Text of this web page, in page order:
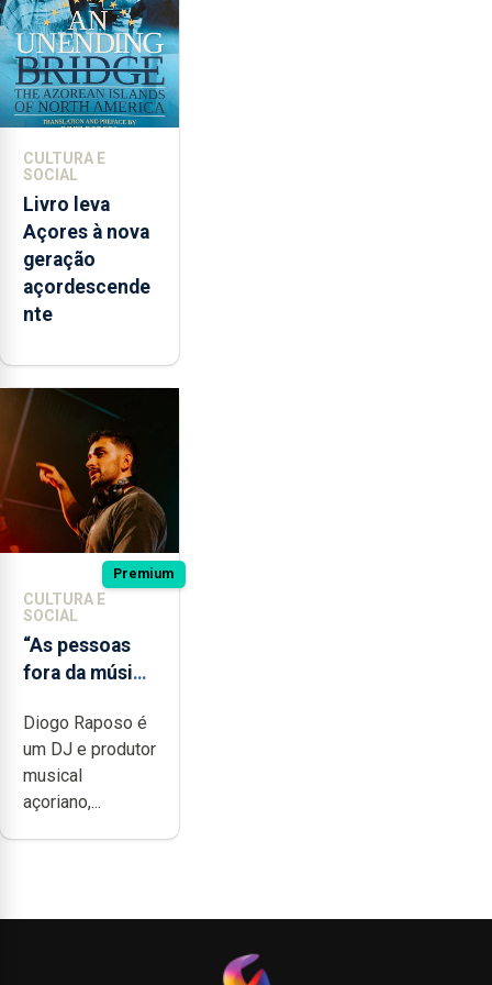
CULTURA E
SOCIAL
Livro leva
Açores à nova
geração
açordescende
nte
Premium
CULTURA E
SOCIAL
“As pessoas
fora da música
noção do quão
difícil é
produzir uma
música”
Diogo Raposo é
um DJ e produtor
musical
açoriano,...